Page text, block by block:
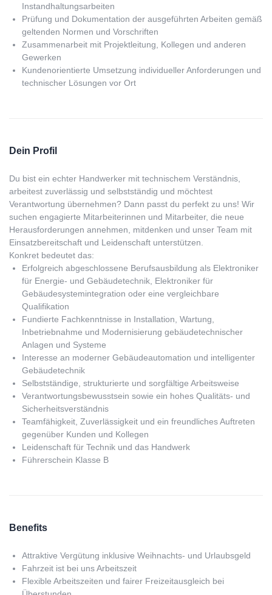
Instandhaltungsarbeiten
Prüfung und Dokumentation der ausgeführten Arbeiten gemäß
geltenden Normen und Vorschriften
Zusammenarbeit mit Projektleitung, Kollegen und anderen
Gewerken
Kundenorientierte Umsetzung individueller Anforderungen und
technischer Lösungen vor Ort
Dein Profil
Du bist ein echter Handwerker mit technischem Verständnis,
arbeitest zuverlässig und selbstständig und möchtest
Verantwortung übernehmen? Dann passt du perfekt zu uns! Wir
suchen engagierte Mitarbeiterinnen und Mitarbeiter, die neue
Herausforderungen annehmen, mitdenken und unser Team mit
Einsatzbereitschaft und Leidenschaft unterstützen.
Konkret bedeutet das:
Erfolgreich abgeschlossene Berufsausbildung als Elektroniker
für Energie- und Gebäudetechnik, Elektroniker für
Gebäudesystemintegration oder eine vergleichbare
Qualifikation
Fundierte Fachkenntnisse in Installation, Wartung,
Inbetriebnahme und Modernisierung gebäudetechnischer
Anlagen und Systeme
Interesse an moderner Gebäudeautomation und intelligenter
Gebäudetechnik
Selbstständige, strukturierte und sorgfältige Arbeitsweise
Verantwortungsbewusstsein sowie ein hohes Qualitäts- und
Sicherheitsverständnis
Teamfähigkeit, Zuverlässigkeit und ein freundliches Auftreten
gegenüber Kunden und Kollegen
Leidenschaft für Technik und das Handwerk
Führerschein Klasse B
Benefits
Attraktive Vergütung inklusive Weihnachts- und Urlaubsgeld
Fahrzeit ist bei uns Arbeitszeit
Flexible Arbeitszeiten und fairer Freizeitausgleich bei